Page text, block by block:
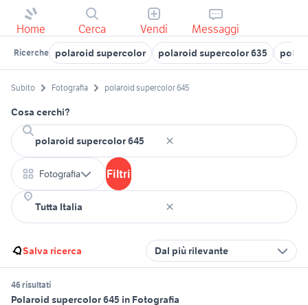
Home Cerca Vendi Messaggi
Ricerche polaroid supercolor polaroid supercolor 635
Subito Fotografia polaroid supercolor 645
Cosa cerchi?
Fotografia Filtri
Salva ricerca Dal più rilevante
46 risultati
Polaroid supercolor 645 in Fotografia